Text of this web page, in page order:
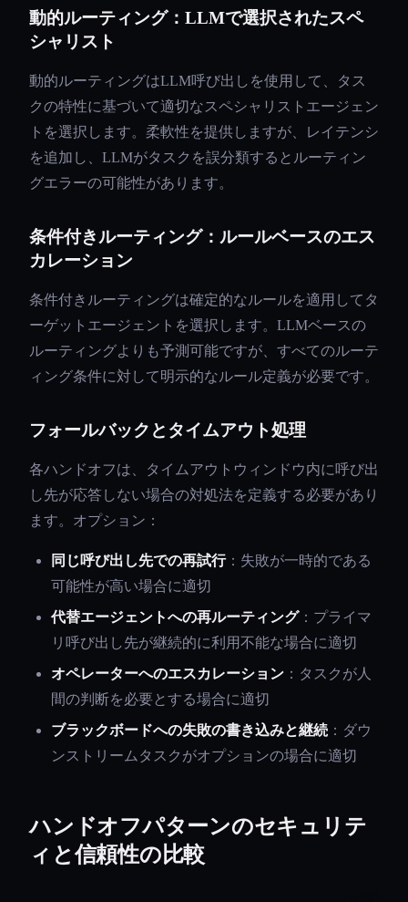
動的ルーティング：LLMで選択されたスペ
シャリスト
動的ルーティングはLLM呼び出しを使用して、タス
クの特性に基づいて適切なスペシャリストエージェン
トを選択します。柔軟性を提供しますが、レイテンシ
を追加し、LLMがタスクを誤分類するとルーティン
グエラーの可能性があります。
条件付きルーティング：ルールベースのエス
カレーション
条件付きルーティングは確定的なルールを適用してタ
ーゲットエージェントを選択します。LLMベースの
ルーティングよりも予測可能ですが、すべてのルーテ
ィング条件に対して明示的なルール定義が必要です。
フォールバックとタイムアウト処理
各ハンドオフは、タイムアウトウィンドウ内に呼び出
し先が応答しない場合の対処法を定義する必要があり
ます。オプション：
同じ呼び出し先での再試行：失敗が一時的である
可能性が高い場合に適切
代替エージェントへの再ルーティング：プライマ
リ呼び出し先が継続的に利用不能な場合に適切
オペレーターへのエスカレーション ：タスクが人
間の判断を必要とする場合に適切
ブラックボードへの失敗の書き込みと継続 ：ダウ
ンストリームタスクがオプションの場合に適切
ハンドオフパターンのセキュリテ
ィと信頼性の比較